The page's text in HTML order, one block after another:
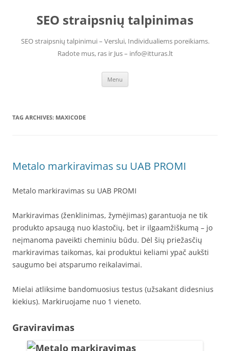
contentSEO straipsnių talpinimas
SEO straipsnių talpinimui – Verslui, Individualiems poreikiams.
Radote mus, ras ir Jus – info@itturas.lt
Menu
TAG ARCHIVES: MAXICODE
Metalo markiravimas su UAB PROMI
Metalo markiravimas su UAB PROMI
Markiravimas (ženklinimas, žymėjimas) garantuoja ne tik
produkto apsaugą nuo klastočių, bet ir ilgaamžiškumą – jo
neįmanoma paveikti cheminiu būdu. Dėl šių priežasčių
markiravimas taikomas, kai produktui keliami ypač aukšti
saugumo bei atsparumo reikalavimai.
Mielai atliksime bandomuosius testus (užsakant didesnius
kiekius). Markiruojame nuo 1 vieneto.
Graviravimas